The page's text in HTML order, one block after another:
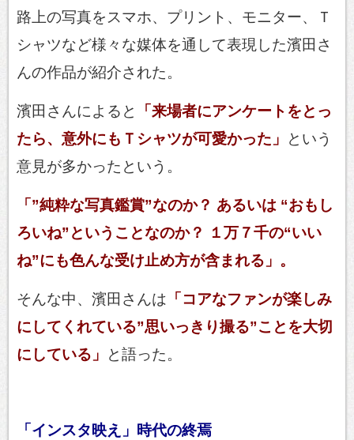
路上の写真をスマホ、プリント、モニター、Ｔ
シャツなど様々な媒体を通して表現した濱田さ
んの作品が紹介された。
濱田さんによると
「来場者にアンケートをとっ
たら、意外にもＴシャツが可愛かった」
という
意見が多かったという。
「”純粋な写真鑑賞”なのか？ あるいは “おもし
ろいね”ということなのか？ １万７千の“いい
ね”にも色んな受け止め方が含まれる」。
そんな中、濱田さんは 「コアなファンが楽しみ
にしてくれている”思いっきり撮る”こと を大切
にしている」
と語った。
「インスタ映え」時代の終焉